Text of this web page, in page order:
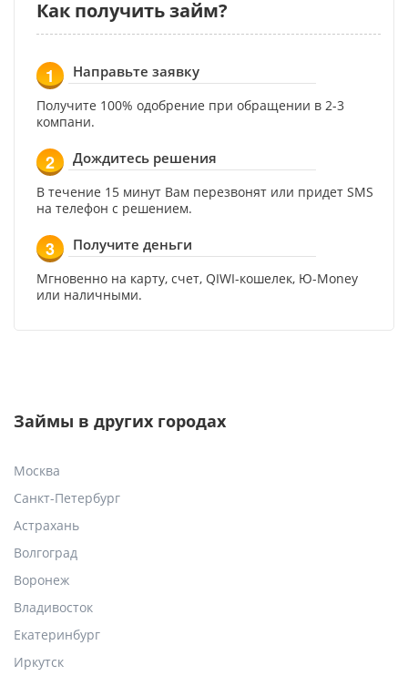
Как получить займ?
1 Направьте заявку
Получите 100% одобрение при обращении в 2-3
компани.
2 Дождитесь решения
В течение 15 минут Вам перезвонят или придет SMS
на телефон с решением.
3 Получите деньги
Мгновенно на карту, счет, QIWI-кошелек, Ю-Money
или наличными.
Займы в других городах
Москва
Санкт-Петербург
Астрахань
Волгоград
Воронеж
Владивосток
Екатеринбург
Иркутск